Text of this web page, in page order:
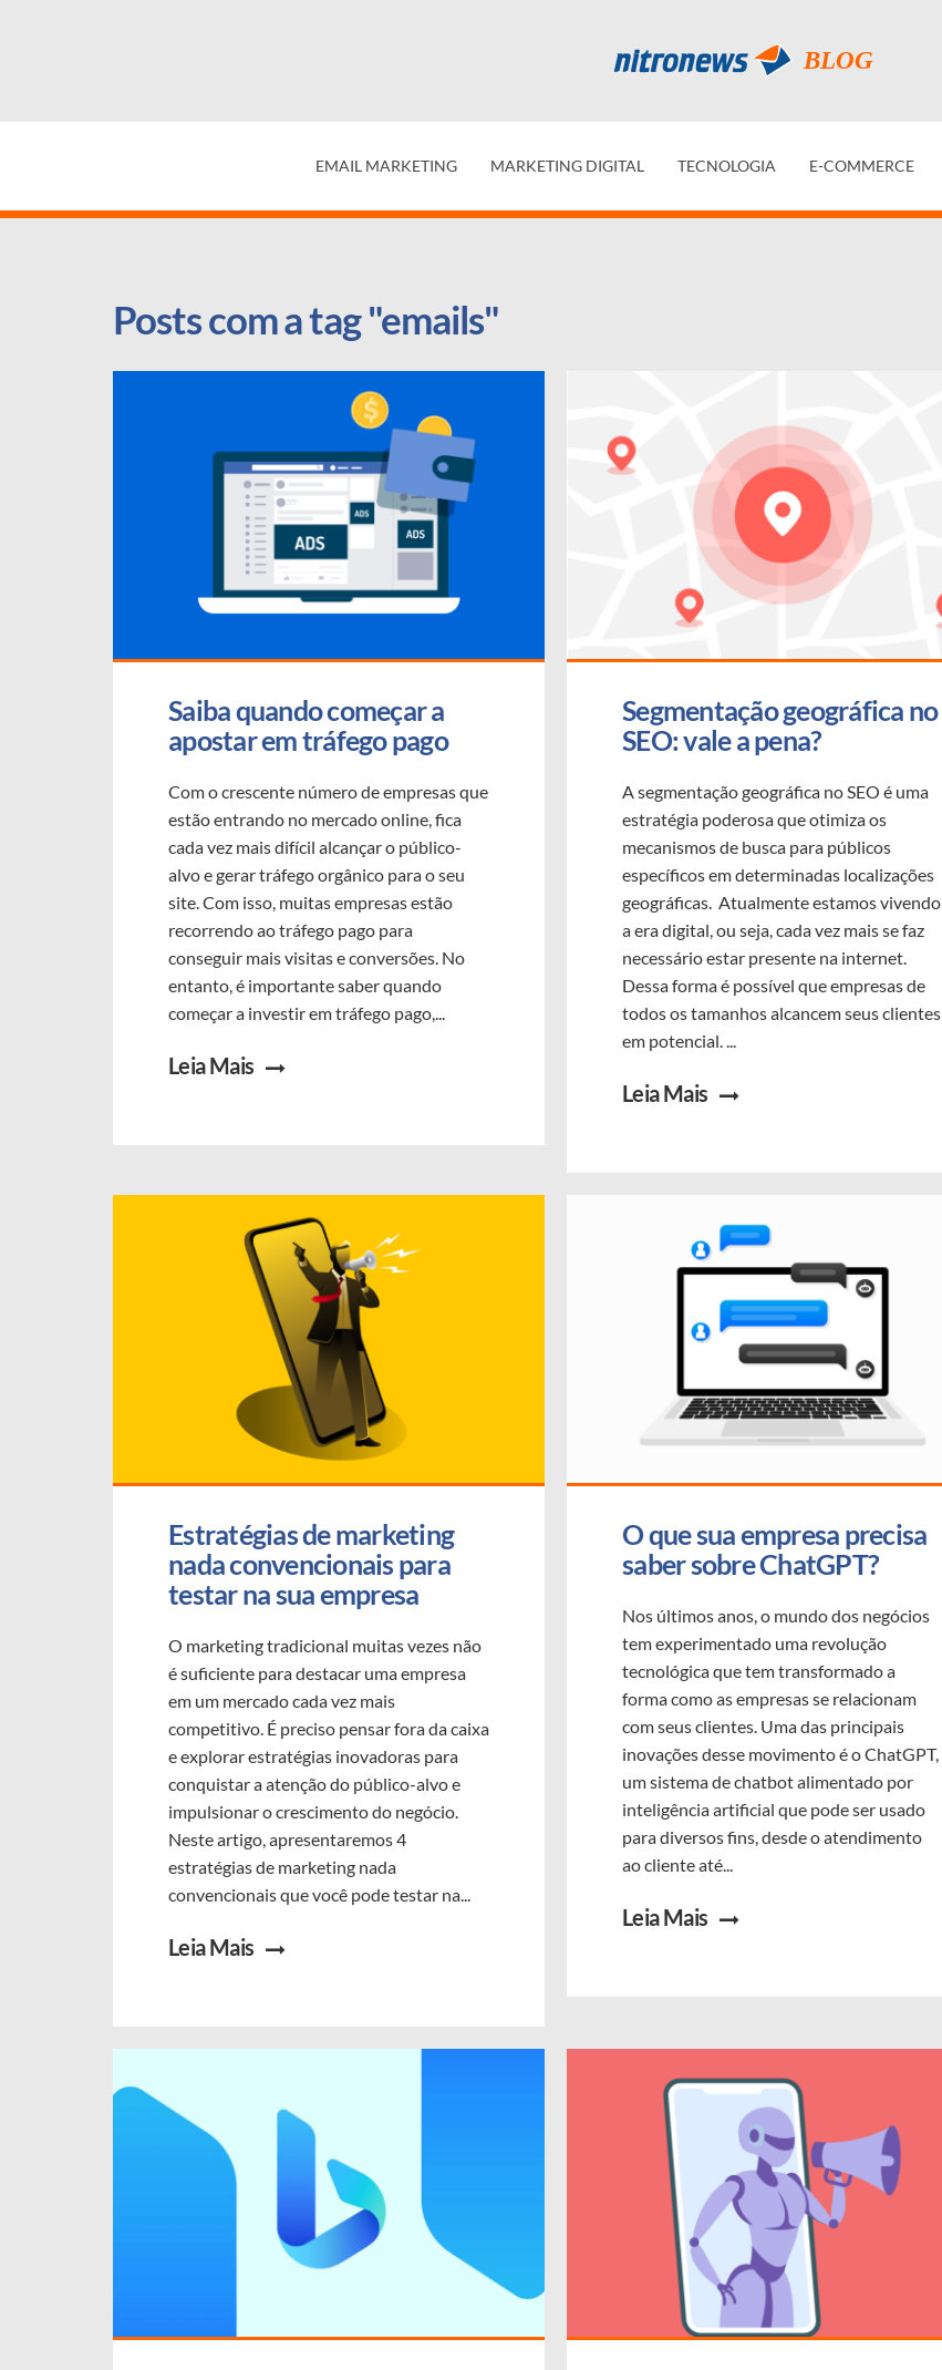
EMAIL MARKETING MARKETING DIGITAL TECNOLOGIA E-COMMERCE
Posts com a tag "emails"
Saiba quando começar a
apostar em tráfego pago
Com o crescente número de empresas que
estão entrando no mercado online, fica
cada vez mais difícil alcançar o público-
alvo e gerar tráfego orgânico para o seu
site. Com isso, muitas empresas estão
recorrendo ao tráfego pago para
conseguir mais visitas e conversões. No
entanto, é importante saber quando
começar a investir em tráfego pago,...
Leia Mais
Segmentação geográfica no
SEO: vale a pena?
A segmentação geográfica no SEO é uma
estratégia poderosa que otimiza os
mecanismos de busca para públicos
específicos em determinadas localizações
geográficas. Atualmente estamos vivendo
a era digital, ou seja, cada vez mais se faz
necessário estar presente na internet.
Dessa forma é possível que empresas de
todos os tamanhos alcancem seus clientes
em potencial. ...
Leia Mais
Estratégias de marketing
nada convencionais para
testar na sua empresa
O marketing tradicional muitas vezes não
é suficiente para destacar uma empresa
em um mercado cada vez mais
competitivo. É preciso pensar fora da caixa
e explorar estratégias inovadoras para
conquistar a atenção do público-alvo e
impulsionar o crescimento do negócio.
Neste artigo, apresentaremos 4
estratégias de marketing nada
convencionais que você pode testar na...
Leia Mais
O que sua empresa precisa
saber sobre ChatGPT?
Nos últimos anos, o mundo dos negócios
tem experimentado uma revolução
tecnológica que tem transformado a
forma como as empresas se relacionam
com seus clientes. Uma das principais
inovações desse movimento é o ChatGPT,
um sistema de chatbot alimentado por
inteligência artificial que pode ser usado
para diversos fins, desde o atendimento
ao cliente até...
Leia Mais